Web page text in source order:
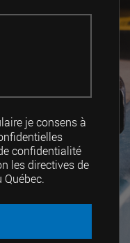
je consens à
confidentialité
les directives de